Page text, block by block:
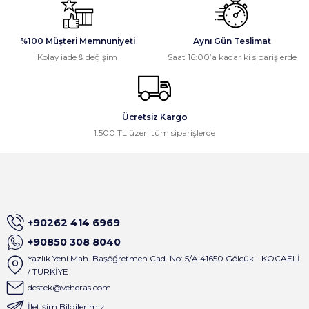
kargolama, memnun kaldık,
teşekkürler.
İlk alışverişim olmasına rağmen site
çok basit dizayn edilmiş ve satıcı
Satıcı gerçekten çok ilgili. Ürünleri
sipariş verdiğim gün kargoladılar ve
ürünlerin paketlemesi çok iyiydi.
Yanında gönderilen hediyeler içinde
tekrardan teşekkürler
%100 Müşteri Memnuniyeti
Kolay iade & değişim
Aynı Gün Teslimat
Saat 16:00’a kadar ki siparişlerde
Ücretsiz Kargo
1.500 TL üzeri tüm siparişlerde
+90262 414 6969
+90850 308 8040
Yazlık Yeni Mah. Başöğretmen Cad. No: 5/A 41650 Gölcük - KOCAELİ
/ TÜRKİYE
destek@veheras.com
İletişim Bilgilerimiz